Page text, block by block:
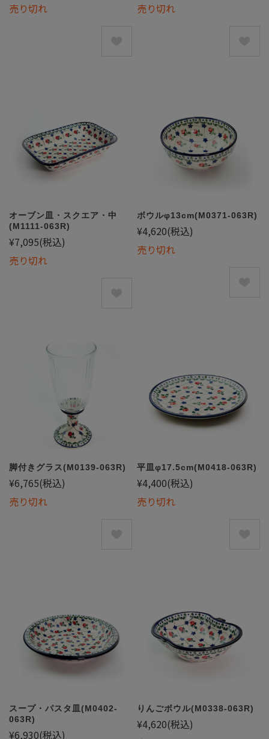
売り切れ
売り切れ
オーブン皿・スクエア・中
(M1111-063R)
¥7,095(税込)
売り切れ
ボウルφ13cm(M0371-063R)
¥4,620(税込)
売り切れ
脚付きグラス(M0139-063R)
¥6,765(税込)
売り切れ
平皿φ17.5cm(M0418-063R)
¥4,400(税込)
売り切れ
スープ・パスタ皿(M0402-
063R)
¥6,930(税込)
りんごボウル(M0338-063R)
¥4,620(税込)